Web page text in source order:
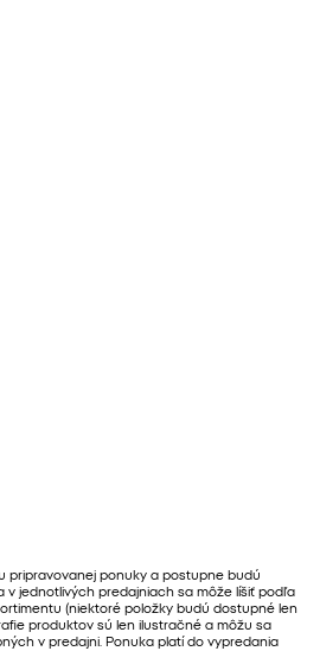
pripravovanej ponuky a postupne budú
v jednotlivých predajniach sa môže líšiť podľa
(niektoré položky budú dostupné len
produktov sú len ilustračné a môžu sa
v predajni. Ponuka platí do vypredania